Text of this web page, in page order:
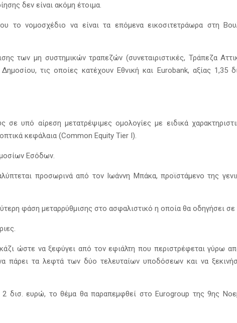
δεν είναι ακόμη έτοιμα.
το νομοσχέδιο να είναι τα επόμενα εικοσιτετράωρα στη
των μη συστημικών τραπεζών (συνεταιριστικές, Τράπεζα
τις οποίες κατέχουν Εθνική και Eurobank, αξίας 1,35
υπό αίρεση μετατρέψιμες ομολογίες με ειδικά
κεφάλαια (Common Equity Tier I).
Εσόδων.
προσωρινά από τον Ιωάννη Μπάκα, προϊστάμενο της
φάση μεταρρύθμισης στο ασφαλιστικό η οποία θα οδηγήσει σε
ώστε να ξεφύγει από τον εφιάλτη που περιστρέφεται γύρω
τα λεφτά των δύο τελευταίων υποδόσεων και να
δισ. ευρώ, το θέμα θα παραπεμφθεί στο Eurogroup της 9ης